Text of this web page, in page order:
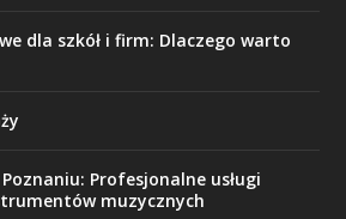
dla szkół i firm: Dlaczego warto
Profesjonalne usługi
muzycznych